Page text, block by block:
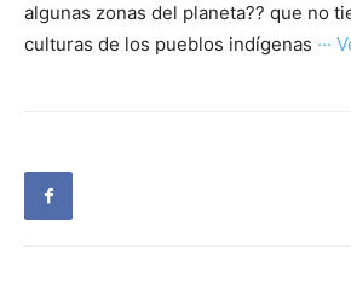
algunas zonas del planeta?? que no
culturas de los pueblos indígenas ···